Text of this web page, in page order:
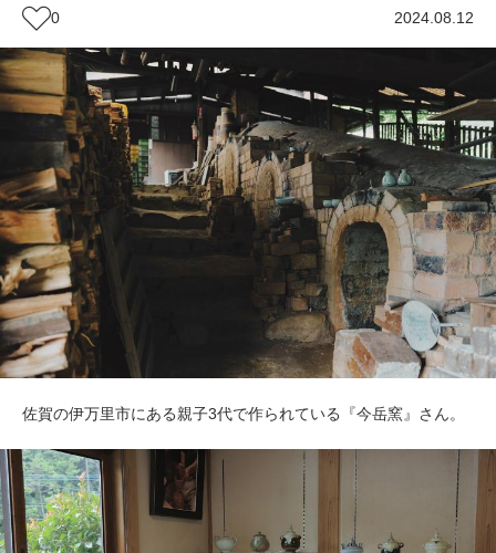
0 2024.08.12
佐賀の伊万里市にある親子3代で作られている『今岳窯』さん。